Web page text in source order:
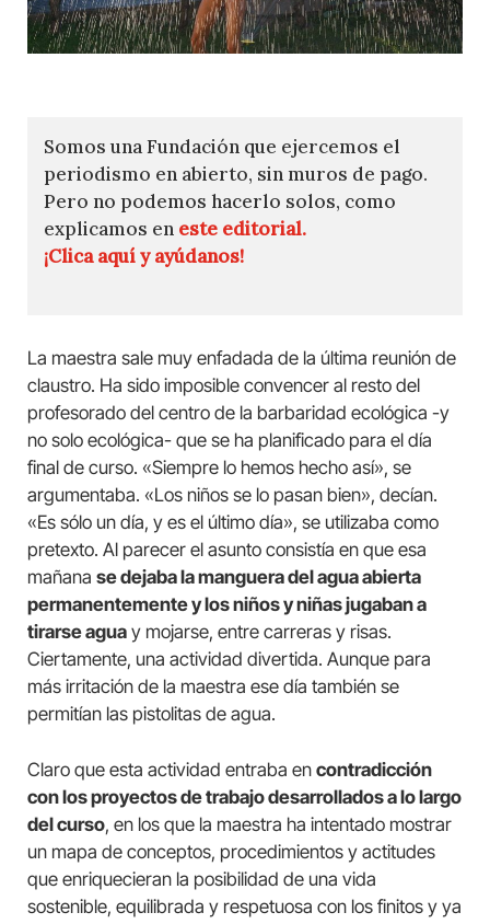
Somos una Fundación que ejercemos el
periodismo en abierto, sin muros de pago.
Pero no podemos hacerlo solos, como
explicamos en este editorial.
¡Clica aquí y ayúdanos!
La maestra sale muy enfadada de la última reunión de
claustro. Ha sido imposible convencer al resto del
profesorado del centro de la barbaridad ecológica -y
no solo ecológica- que se ha planificado para el día
final de curso. «Siempre lo hemos hecho así», se
argumentaba. «Los niños se lo pasan bien», decían.
«Es sólo un día, y es el último día», se utilizaba como
pretexto. Al parecer el asunto consistía en que esa
mañana se dejaba la manguera del agua abierta
permanentemente y los niños y niñas jugaban a
tirarse agua y mojarse, entre carreras y risas.
Ciertamente, una actividad divertida. Aunque para
más irritación de la maestra ese día también se
permitían las pistolitas de agua.
Claro que esta actividad entraba en contradicción
con los proyectos de trabajo desarrollados a lo largo
del curso, en los que la maestra ha intentado mostrar
un mapa de conceptos, procedimientos y actitudes
que enriquecieran la posibilidad de una vida
sostenible, equilibrada y respetuosa con los finitos y ya